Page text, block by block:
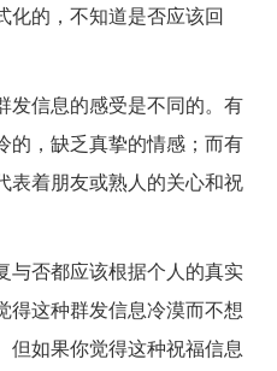
化的，不知道是否应该回
发信息的感受是不同的。有
的，缺乏真挚的情感；而有
表着朋友或熟人的关心和祝
与否都应该根据个人的真实
得这种群发信息冷漠而不想
但如果你觉得这种祝福信息